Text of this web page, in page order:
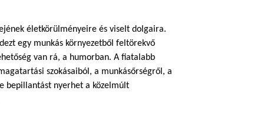
életkörülményeire és viselt dolgaira.
egy munkás környezetből feltörekvő
van rá, a humorban. A fiatalabb
szokásaiból, a munkásőrségről, a
bepillantást nyerhet a közelmúlt